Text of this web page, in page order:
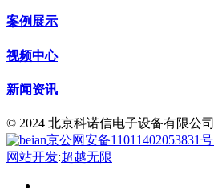
案例展示
视频中心
新闻资讯
© 2024 北京科诺信电子设备有限公司
京公网安备11011402053831号
网站开发:超越无限